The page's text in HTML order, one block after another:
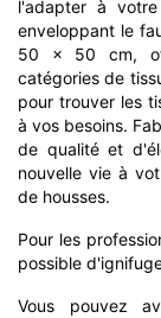
l'adapter à
enveloppant le
50 x 50 cm,
catégories de
pour trouver les
à vos besoins.
de qualité et
nouvelle vie à
de housses.
Pour les
possible
Vous pouvez